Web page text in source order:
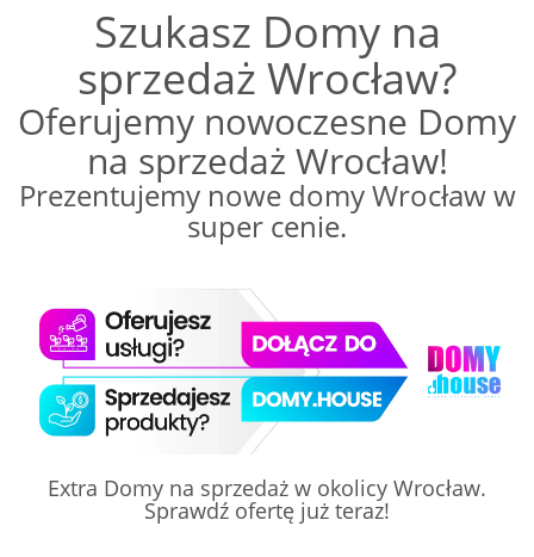
Szukasz Domy na
sprzedaż Wrocław?
Oferujemy nowoczesne Domy
na sprzedaż Wrocław!
Prezentujemy nowe domy Wrocław w
super cenie.
Extra Domy na sprzedaż w okolicy Wrocław.
Sprawdź ofertę już teraz!